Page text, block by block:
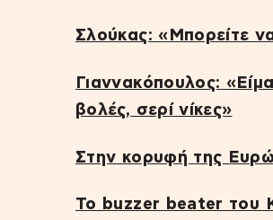
Σλούκας: «Μπορείτε
Γιαννακόπουλος:
βολές, σερί νίκες»
Στην κορυφή της
Το buzzer beater του